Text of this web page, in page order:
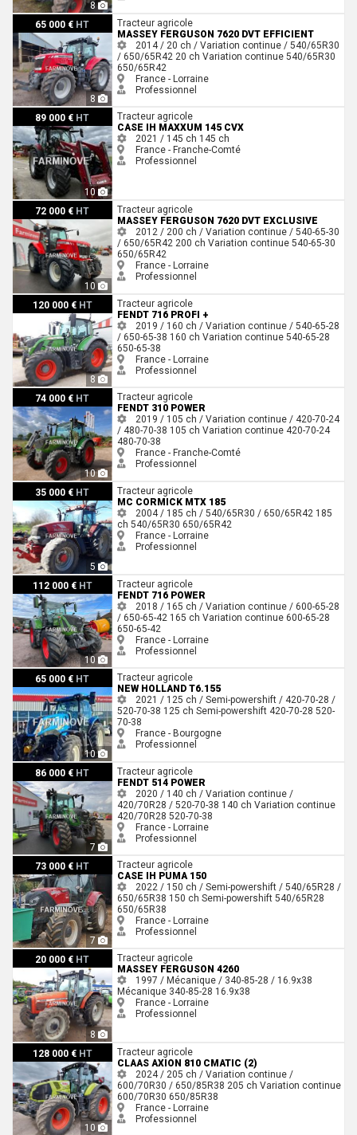
8
65 000 € HT
8
Massey Ferguson 7620 DVT EFFICIENT
Tracteur agricole
MASSEY FERGUSON 7620 DVT EFFICIENT
2014 / 20 ch / Variation continue / 540/65R30
/ 650/65R42 20 ch Variation continue 540/65R30
650/65R42
France - Lorraine
Professionnel
89 000 € HT
10
Case IH MAXXUM 145 CVXTracteur agricole
CASE IH MAXXUM 145 CVX
2021 / 145 ch 145 ch
France - Franche-Comté
Professionnel
72 000 € HT
10
Massey Ferguson 7620 DVT EXCLUSIVE
Tracteur agricole
MASSEY FERGUSON 7620 DVT EXCLUSIVE
2012 / 200 ch / Variation continue / 540-65-30
/ 650/65R42 200 ch Variation continue 540-65-30
650/65R42
France - Lorraine
Professionnel
120 000 € HT
8
Fendt 716 PROFI +
Tracteur agricole
FENDT 716 PROFI +
2019 / 160 ch / Variation continue / 540-65-28
/ 650-65-38 160 ch Variation continue 540-65-28
650-65-38
France - Lorraine
Professionnel
74 000 € HT
10
Fendt 310 POWER
Tracteur agricole
FENDT 310 POWER
2019 / 105 ch / Variation continue / 420-70-24
/ 480-70-38 105 ch Variation continue 420-70-24
480-70-38
France - Franche-Comté
Professionnel
35 000 € HT
5
Mc Cormick MTX 185
Tracteur agricole
MC CORMICK MTX 185
2004 / 185 ch / 540/65R30 / 650/65R42 185
ch 540/65R30 650/65R42
France - Lorraine
Professionnel
112 000 € HT
10
Fendt 716 POWER
Tracteur agricole
FENDT 716 POWER
2018 / 165 ch / Variation continue / 600-65-28
/ 650-65-42 165 ch Variation continue 600-65-28
650-65-42
France - Lorraine
Professionnel
65 000 € HT
10
New Holland T6.155
Tracteur agricole
NEW HOLLAND T6.155
2021 / 125 ch / Semi-powershift / 420-70-28 /
520-70-38 125 ch Semi-powershift 420-70-28 520-
70-38
France - Bourgogne
Professionnel
86 000 € HT
7
Fendt 514 POWER
Tracteur agricole
FENDT 514 POWER
2020 / 140 ch / Variation continue /
420/70R28 / 520-70-38 140 ch Variation continue
420/70R28 520-70-38
France - Lorraine
Professionnel
73 000 € HT
7
Case IH Puma 150
Tracteur agricole
CASE IH PUMA 150
2022 / 150 ch / Semi-powershift / 540/65R28 /
650/65R38 150 ch Semi-powershift 540/65R28
650/65R38
France - Lorraine
Professionnel
20 000 € HT
8
Massey Ferguson 4260 Tracteur agricole
MASSEY FERGUSON 4260
1997 / Mécanique / 340-85-28 / 16.9x38
Mécanique 340-85-28 16.9x38
France - Lorraine
Professionnel
128 000 € HT
10
Claas AXION 810 CMATIC (2)Tracteur agricole
CLAAS AXION 810 CMATIC (2)
2024 / 205 ch / Variation continue /
600/70R30 / 650/85R38 205 ch Variation continue
600/70R30 650/85R38
France - Lorraine
Professionnel